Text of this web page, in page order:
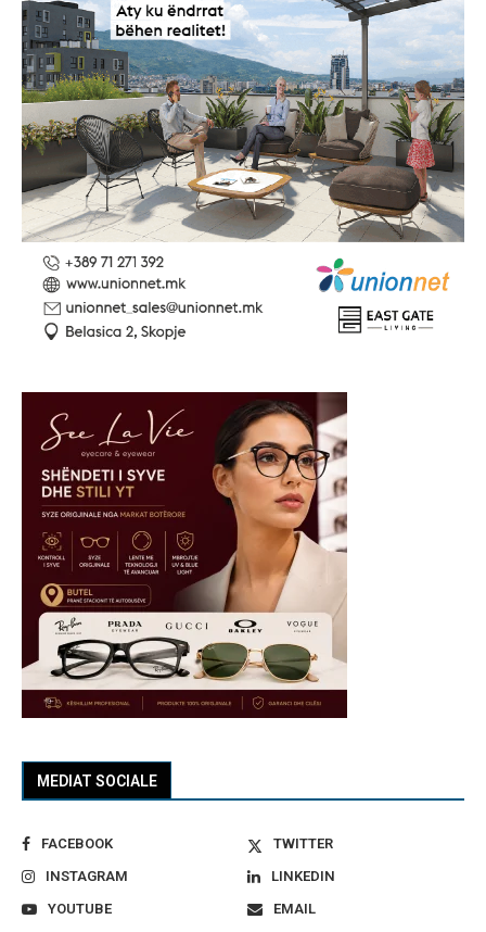
MEDIAT SOCIALE
FACEBOOK
TWITTER
INSTAGRAM
LINKEDIN
YOUTUBE
EMAIL